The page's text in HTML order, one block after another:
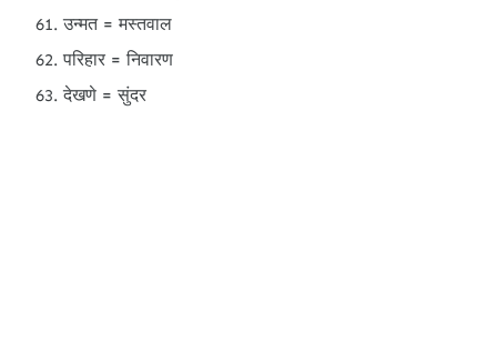
उन्मत = मस्तवाल
परिहार = निवारण
देखणे = सुंदर